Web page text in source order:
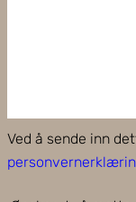
Ved å sende inn